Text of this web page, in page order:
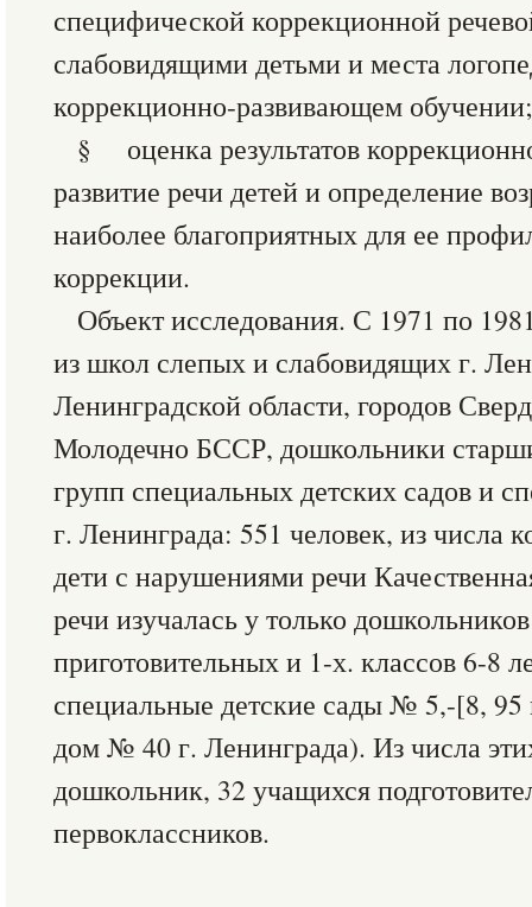
специфической коррекционной
слабовидящими детьми и места
коррекционно-развивающем обучении;
§ оценка результатов
развитие речи детей и определение
наиболее благоприятных для ее
коррекции.
Объект исследования. С 1971 по
из школ слепых и слабовидящих г.
Ленинградской области, городов
Молодечно БССР, дошкольники
групп специальных детских садов и
г. Ленинграда: 551 человек, из числа
дети с нарушениями речи
речи изучалась у только
приготовительных и 1-х. классов 6-8
специальные детские сады № 5,-[8,
дом № 40 г. Ленинграда). Из числа
дошкольник, 32 учащихся
первоклассников.